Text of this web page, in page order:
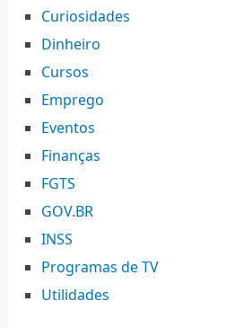
Curiosidades
Dinheiro
Cursos
Emprego
Eventos
Finanças
FGTS
GOV.BR
INSS
Programas de TV
Utilidades